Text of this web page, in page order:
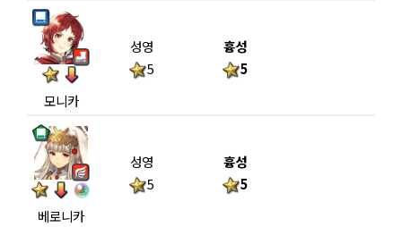
모니카
성영
5
흉성
5
베로니카
성영
5
흉성
5